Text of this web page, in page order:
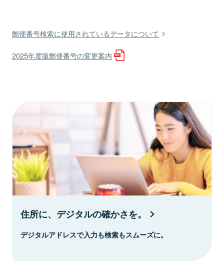
郵便番号検索に使用されているデータについて
2025年度版郵便番号の変更案内
住所に、デジタルの確かさを。
デジタルアドレスで入力も検索もスムーズに。